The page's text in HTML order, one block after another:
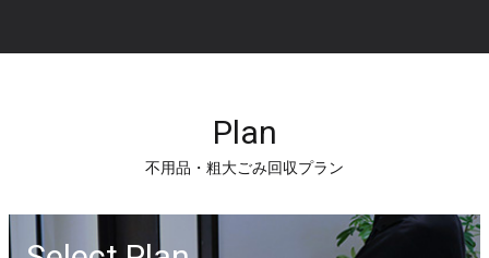
Plan
不用品・粗大ごみ回収プラン